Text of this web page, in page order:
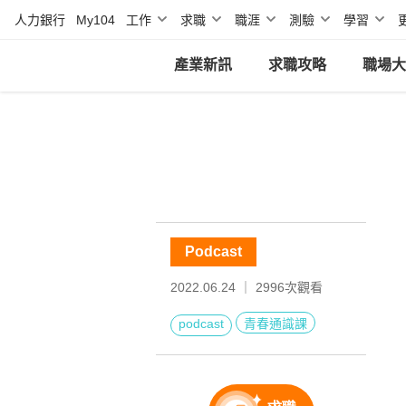
人力銀行 My104 工作 求職 職涯 測驗 學習
產業新訊 求職攻略 職場
Podcast
2022.06.24 ｜ 2996次觀看
podcast 青春通識課